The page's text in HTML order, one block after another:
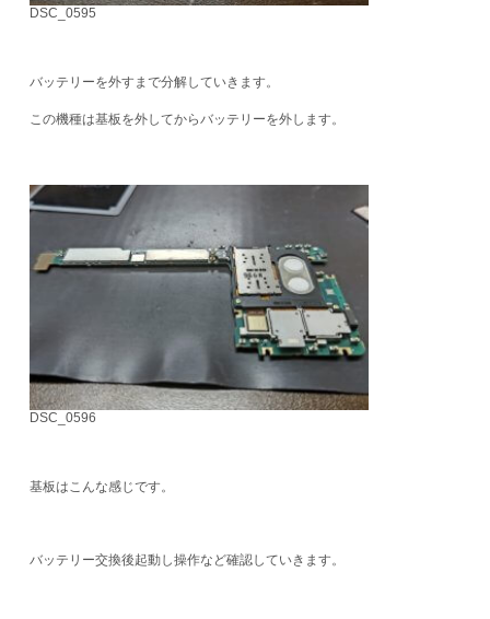
DSC_0595
バッテリーを外すまで分解していきます。
この機種は基板を外してからバッテリーを外します。
DSC_0596
基板はこんな感じです。
バッテリー交換後起動し操作など確認していきます。